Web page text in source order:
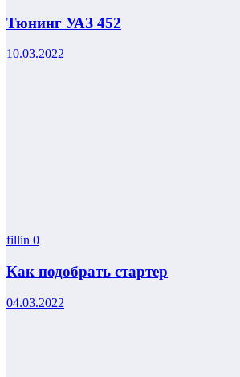
Тюнинг УАЗ 452
10.03.2022
fillin 0
Как подобрать стартер
04.03.2022